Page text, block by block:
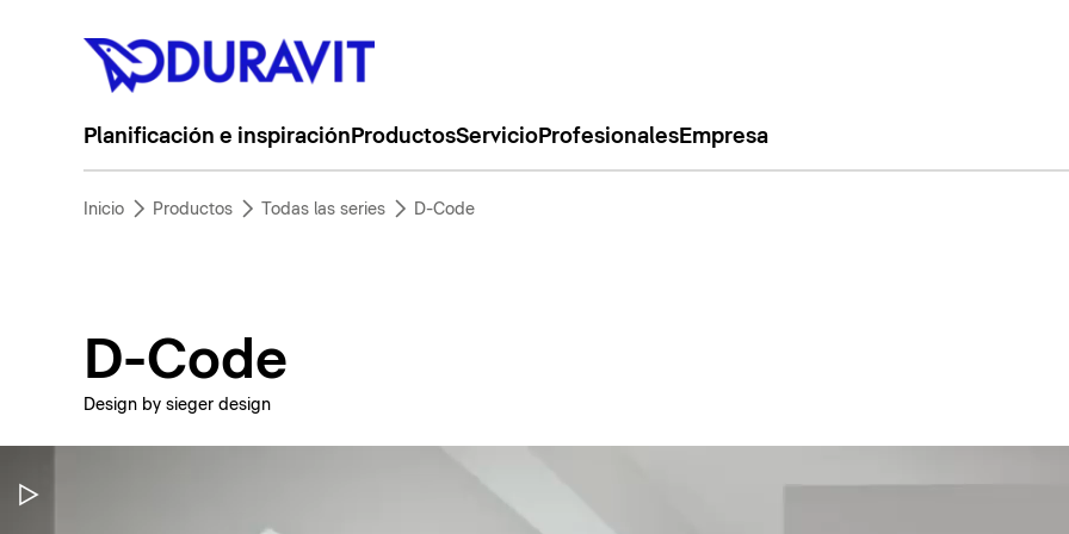
Planificación e inspiración ProductosServicioProfesionalesEmpresa
Inicio Productos Todas las series D-Code
D-Code
Design by sieger design
Pausar vídeo